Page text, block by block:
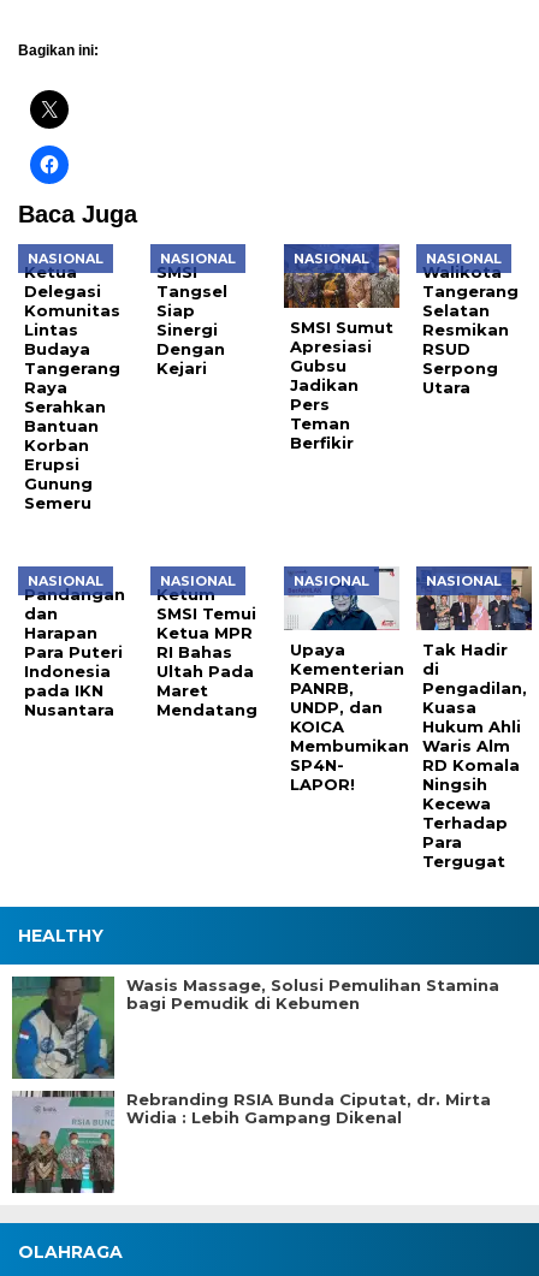
Bagikan ini:
Baca Juga
NASIONAL
Ketua
Delegasi
Komunitas
Lintas
Budaya
Tangerang
Raya
Serahkan
Bantuan
Korban
Erupsi
Gunung
Semeru
NASIONAL
SMSI
Tangsel
Siap
Sinergi
Dengan
Kejari
NASIONAL
SMSI Sumut
Apresiasi
Gubsu
Jadikan
Pers
Teman
Berfikir
NASIONAL
Walikota
Tangerang
Selatan
Resmikan
RSUD
Serpong
Utara
NASIONAL
Pandangan
dan
Harapan
Para Puteri
Indonesia
pada IKN
Nusantara
NASIONAL
Ketum
SMSI Temui
Ketua MPR
RI Bahas
Ultah Pada
Maret
Mendatang
NASIONAL
Upaya
Kementerian
PANRB,
UNDP, dan
KOICA
Membumikan
SP4N-
LAPOR!
NASIONAL
Tak Hadir
di
Pengadilan,
Kuasa
Hukum Ahli
Waris Alm
RD Komala
Ningsih
Kecewa
Terhadap
Para
Tergugat
HEALTHY
Wasis Massage, Solusi Pemulihan Stamina
bagi Pemudik di Kebumen
Rebranding RSIA Bunda Ciputat, dr. Mirta
Widia : Lebih Gampang Dikenal
OLAHRAGA